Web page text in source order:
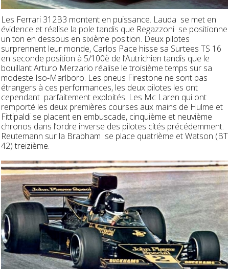
Les Ferrari 312B3 montent en puissance. Lauda se met en
évidence et réalise la pole tandis que Regazzoni se positionne
un ton en dessous en sixième position. Deux pilotes
surprennent leur monde, Carlos Pace hisse sa Surtees TS 16
en seconde position à 5/100è de l’Autrichien tandis que le
bouillant Arturo Merzario réalise le troisième temps sur sa
modeste Iso-Marlboro. Les pneus Firestone ne sont pas
étrangers à ces performances, les deux pilotes les ont
cependant parfaitement exploités. Les Mc Laren qui ont
remporté les deux premières courses aux mains de Hulme et
Fittipaldi se placent en embuscade, cinquième et neuvième
chronos dans l’ordre inverse des pilotes cités précédemment.
Reutemann sur la Brabham se place quatrième et Watson (BT
42) treizième.